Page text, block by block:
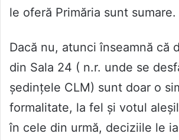
le oferă Primăria sunt sumare.
Dacă nu, atunci înseamnă că
din Sala 24 ( n.r. unde se
ședințele CLM) sunt doar o
formalitate, la fel și votul
în cele din urmă, deciziile le